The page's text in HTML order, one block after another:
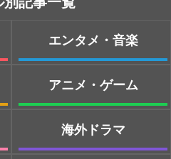
エンタメ・音楽
アニメ・ゲーム
海外ドラマ